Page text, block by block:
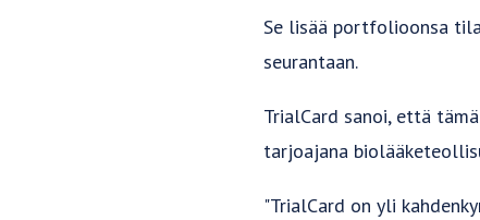
Se lisää portfolioonsa
seurantaan.
TrialCard sanoi, että
tarjoajana
"TrialCard on yli